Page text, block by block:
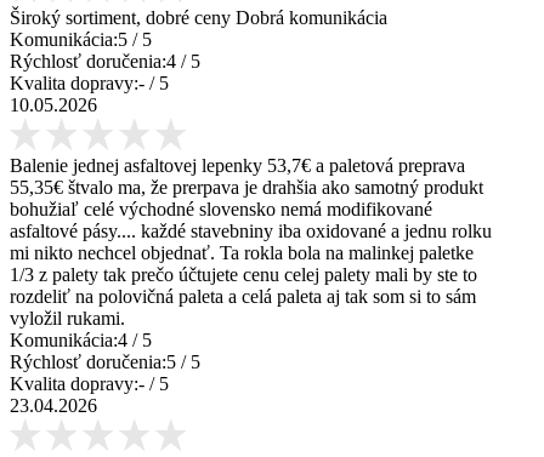
Široký sortiment, dobré ceny Dobrá komunikácia
Komunikácia:5 / 5
Rýchlosť doručenia:4 / 5
Kvalita dopravy:- / 5
10.05.2026
Balenie jednej asfaltovej lepenky 53,7€ a paletová preprava
55,35€ štvalo ma, že prerpava je drahšia ako samotný produkt
bohužiaľ celé východné slovensko nemá modifikované
asfaltové pásy.... každé stavebniny iba oxidované a jednu rolku
mi nikto nechcel objednať. Ta rokla bola na malinkej paletke
1/3 z palety tak prečo účtujete cenu celej palety mali by ste to
rozdeliť na polovičná paleta a celá paleta aj tak som si to sám
vyložil rukami.
Komunikácia:4 / 5
Rýchlosť doručenia:5 / 5
Kvalita dopravy:- / 5
23.04.2026